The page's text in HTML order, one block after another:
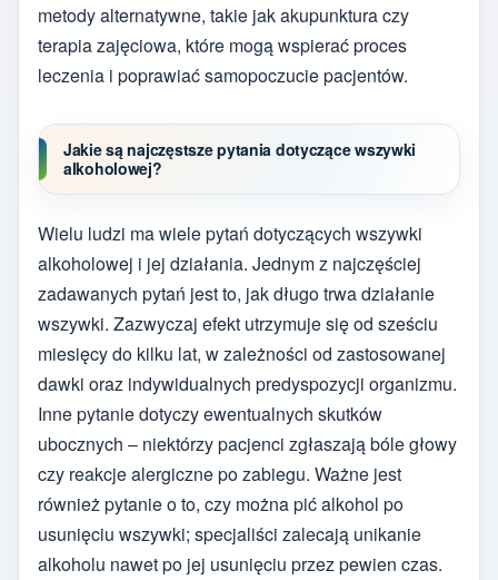
metody alternatywne, takie jak akupunktura czy
terapia zajęciowa, które mogą wspierać proces
leczenia i poprawiać samopoczucie pacjentów.
Jakie są najczęstsze pytania dotyczące wszywki
alkoholowej?
Wielu ludzi ma wiele pytań dotyczących wszywki
alkoholowej i jej działania. Jednym z najczęściej
zadawanych pytań jest to, jak długo trwa działanie
wszywki. Zazwyczaj efekt utrzymuje się od sześciu
miesięcy do kilku lat, w zależności od zastosowanej
dawki oraz indywidualnych predyspozycji organizmu.
Inne pytanie dotyczy ewentualnych skutków
ubocznych – niektórzy pacjenci zgłaszają bóle głowy
czy reakcje alergiczne po zabiegu. Ważne jest
również pytanie o to, czy można pić alkohol po
usunięciu wszywki; specjaliści zalecają unikanie
alkoholu nawet po jej usunięciu przez pewien czas.